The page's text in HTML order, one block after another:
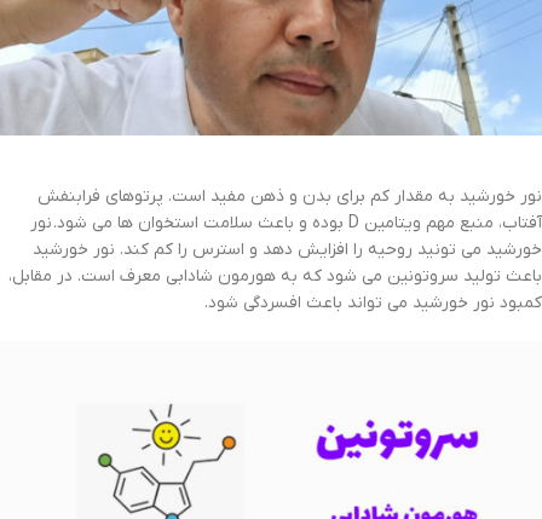
نور خورشید به مقدار کم برای بدن و ذهن مفید است. پرتوهای فرابنفش
آفتاب، منبع مهم ویتامین D بوده و باعث سلامت استخوان ها می شود. نور
خورشید می تونید روحیه را افزایش دهد و استرس را کم کند. نور خورشید
باعث تولید سروتونین می شود که به هورمون شادابی معرف است. در مقابل،
کمبود نور خورشید می تواند باعث افسردگی شود.